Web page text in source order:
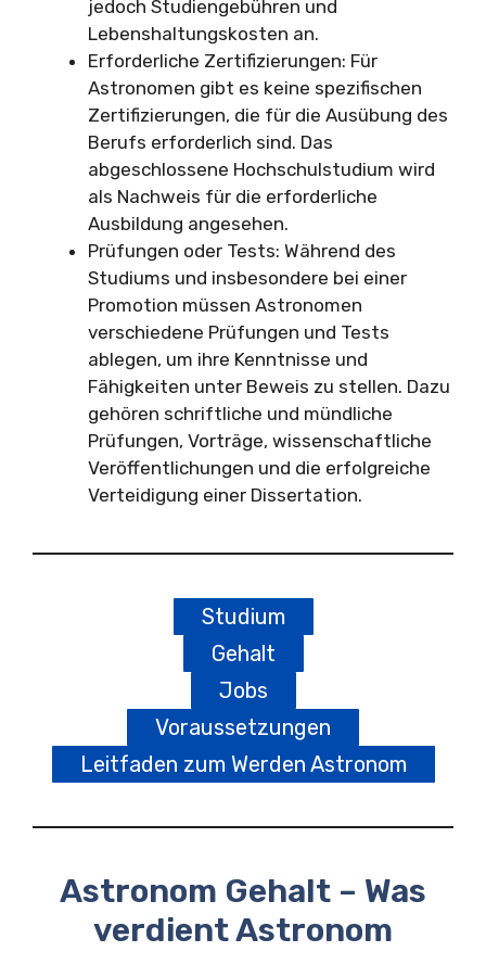
jedoch Studiengebühren und
Lebenshaltungskosten an.
Erforderliche Zertifizierungen: Für
Astronomen gibt es keine spezifischen
Zertifizierungen, die für die Ausübung des
Berufs erforderlich sind. Das
abgeschlossene Hochschulstudium wird
als Nachweis für die erforderliche
Ausbildung angesehen.
Prüfungen oder Tests: Während des
Studiums und insbesondere bei einer
Promotion müssen Astronomen
verschiedene Prüfungen und Tests
ablegen, um ihre Kenntnisse und
Fähigkeiten unter Beweis zu stellen. Dazu
gehören schriftliche und mündliche
Prüfungen, Vorträge, wissenschaftliche
Veröffentlichungen und die erfolgreiche
Verteidigung einer Dissertation.
Studium
Gehalt
Jobs
Voraussetzungen
Leitfaden zum Werden Astronom
Astronom Gehalt – Was
verdient Astronom